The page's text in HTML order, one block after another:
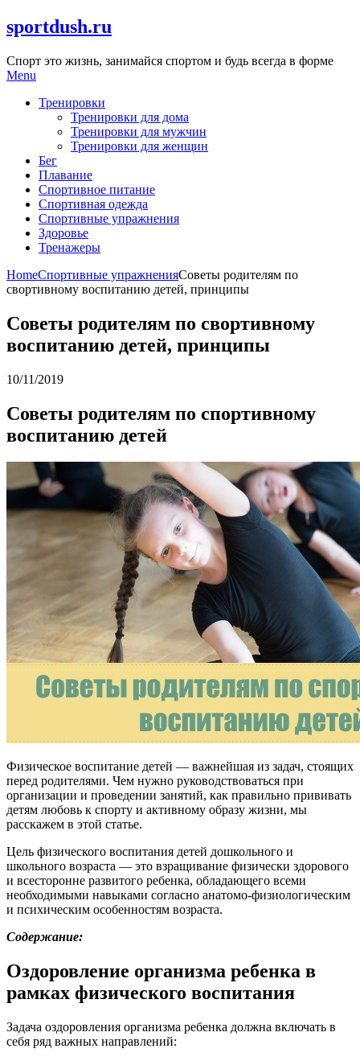
Skip
to
sportdush.ru
Спорт это жизнь, занимайся спортом и будь всегда в форме
Menu
Тренировки
Тренировки для дома
Тренировки для мужчин
Тренировки для женщин
Бег
Плавание
Спортивное питание
Спортивная одежда
Спортивные упражнения
Здоровье
Тренажеры
HomeСпортивные упражненияСоветы родителям по
свортивному воспитанию детей, принципы
Советы родителям по свортивному
воспитанию детей, принципы
10/11/2019
Советы родителям по спортивному
воспитанию детей
Физическое воспитание детей — важнейшая из задач, стоящих
перед родителями. Чем нужно руководствоваться при
организации и проведении занятий, как правильно прививать
детям любовь к спорту и активному образу жизни, мы
расскажем в этой статье.
Цель физического воспитания детей дошкольного и
школьного возраста — это взращивание физически здорового
и всесторонне развитого ребенка, обладающего всеми
необходимыми навыками согласно анатомо-физиологическим
и психическим особенностям возраста.
Содержание:
Оздоровление организма ребенка в
рамках физического воспитания
Задача оздоровления организма ребенка должна включать в
себя ряд важных направлений: